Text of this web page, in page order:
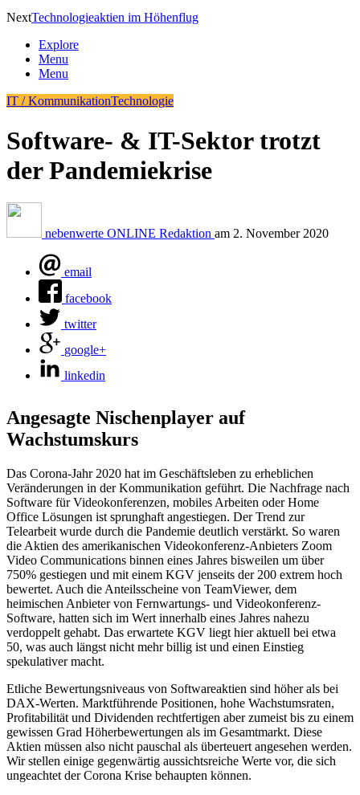
NextTechnologieaktien im Höhenflug
Explore
Menu
Menu
IT / KommunikationTechnologie
Software- & IT-Sektor trotzt
der Pandemiekrise
nebenwerte ONLINE Redaktion am 2. November 2020
email
facebook
twitter
google+
linkedin
Angesagte Nischenplayer auf
Wachstumskurs
Das Corona-Jahr 2020 hat im Geschäftsleben zu erheblichen
Veränderungen in der Kommunikation geführt. Die Nachfrage nach
Software für Videokonferenzen, mobiles Arbeiten oder Home
Office Lösungen ist sprunghaft angestiegen. Der Trend zur
Telearbeit wurde durch die Pandemie deutlich verstärkt. So waren
die Aktien des amerikanischen Videokonferenz-Anbieters Zoom
Video Communications binnen eines Jahres bisweilen um über
750% gestiegen und mit einem KGV jenseits der 200 extrem hoch
bewertet. Auch die Anteilsscheine von TeamViewer, dem
heimischen Anbieter von Fernwartungs- und Videokonferenz-
Software, hatten sich im Wert innerhalb eines Jahres nahezu
verdoppelt gehabt. Das erwartete KGV liegt hier aktuell bei etwa
50, was auch längst nicht mehr billig ist und einen Einstieg
spekulativer macht.
Etliche Bewertungsniveaus von Softwareaktien sind höher als bei
DAX-Werten. Marktführende Positionen, hohe Wachstumsraten,
Profitabilität und Dividenden rechtfertigen aber zumeist bis zu einem
gewissen Grad Höherbewertungen als im Gesamtmarkt. Diese
Aktien müssen also nicht pauschal als überteuert angesehen werden.
Wir stellen einige gegenwärtig aussichtsreiche Werte vor, die sich
ungeachtet der Corona Krise behaupten können.